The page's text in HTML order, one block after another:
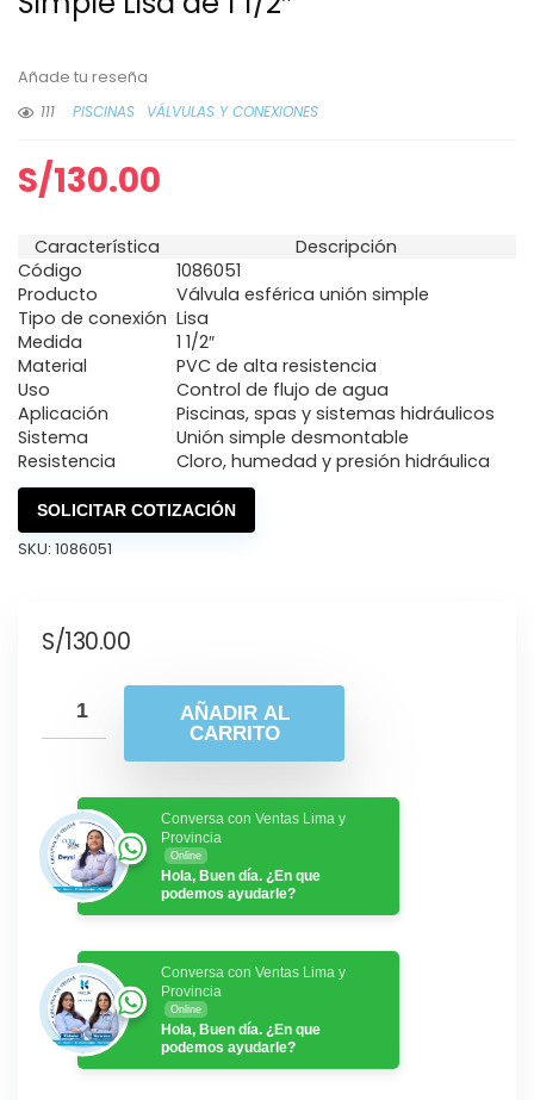
Añade tu reseña
111
PISCINAS VÁLVULAS Y CONEXIONES
S/130.00
Característica
Descripción
Código
1086051
Producto
Válvula esférica unión simple
Tipo de conexión Lisa
Medida
1 1/2″
Material
PVC de alta resistencia
Uso
Control de flujo de agua
Aplicación
Piscinas, spas y sistemas hidráulicos
Sistema
Unión simple desmontable
Resistencia
Cloro, humedad y presión hidráulica
SOLICITAR COTIZACIÓN
SKU: 1086051
S/130.00
AÑADIR AL
CARRITO
Conversa con Ventas Lima y
Provincia
Online
Hola, Buen día. ¿En que
podemos ayudarle?
Conversa con Ventas Lima y
Provincia
Online
Hola, Buen día. ¿En que
podemos ayudarle?